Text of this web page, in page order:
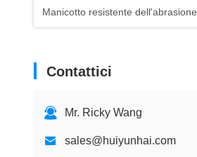
Manicotto resistente dell'abrasione
Contattici
Mr. Ricky Wang
sales@huiyunhai.com